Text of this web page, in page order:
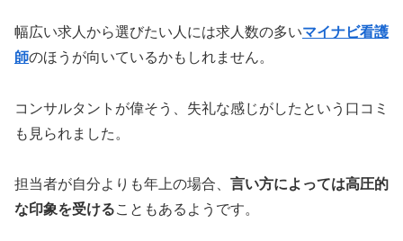
幅広い求人から選びたい人には求人数の多いマイナビ看護
師のほうが向いているかもしれません。
コンサルタントが偉そう、失礼な感じがしたという口コミ
も見られました。
担当者が自分よりも年上の場合、 言い方によっては高圧的
な印象を受けることもあるようです。